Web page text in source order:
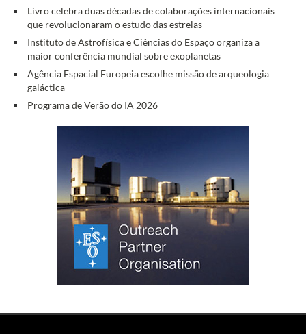
Livro celebra duas décadas de colaborações internacionais
que revolucionaram o estudo das estrelas
Instituto de Astrofísica e Ciências do Espaço organiza a
maior conferência mundial sobre exoplanetas
Agência Espacial Europeia escolhe missão de arqueologia
galáctica
Programa de Verão do IA 2026